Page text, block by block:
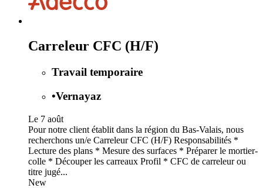
Carreleur CFC (H/F)
Travail temporaire
•Vernayaz
Le 7 août
Pour notre client établit dans la région du Bas-Valais, nous
recherchons un/e Carreleur CFC (H/F) Responsabilités *
Lecture des plans * Mesure des surfaces * Préparer le mortier-
colle * Découper les carreaux Profil * CFC de carreleur ou
titre jugé...
New